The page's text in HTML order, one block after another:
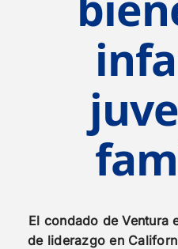
El condado de Ventura
de liderazgo en